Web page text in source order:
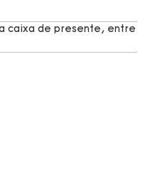
caixa de presente, entre